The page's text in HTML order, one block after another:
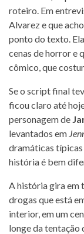
roteiro. Em
Alvarez e que
ponto do texto.
cenas de horror e
cômico, que
Se o script final
ficou claro até
personagem de
levantados em
dramáticas típicas
história é bem
A história gira em
drogas que está
interior, em um
longe da